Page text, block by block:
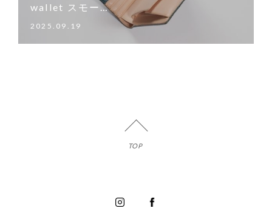
wallet スモー…
2025.09.19
TOP